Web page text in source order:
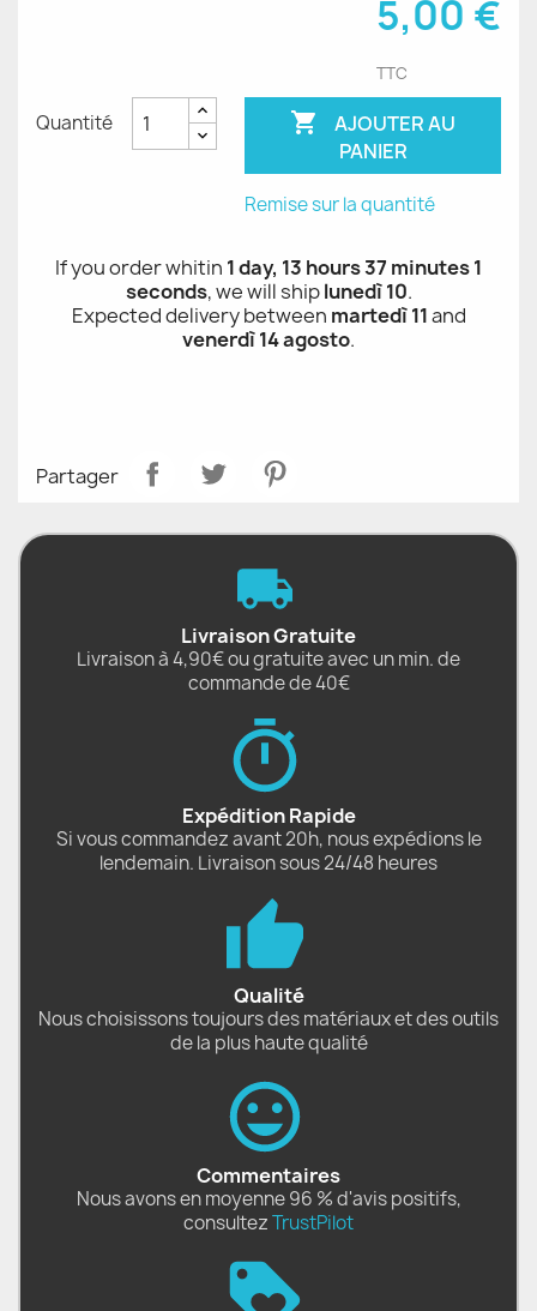
5,00 €
TTC
Quantité 
AJOUTER AU
PANIER
Remise sur la quantité
If you order whitin 1 day, 13 hours 37 minutes 1
seconds, we will shiplunedì 10.
Expected delivery between martedì 11and
venerdì 14 agosto.
Partager
Livraison Gratuite
Livraison à 4,90€ ou gratuite avec un min. de
commande de 40€
Expédition Rapide
Si vous commandez avant 20h, nous expédions le
lendemain. Livraison sous 24/48 heures
Qualité
Nous choisissons toujours des matériaux et des outils
de la plus haute qualité
Commentaires
Nous avons en moyenne 96 % d'avis positifs,
consultezTrustPilot